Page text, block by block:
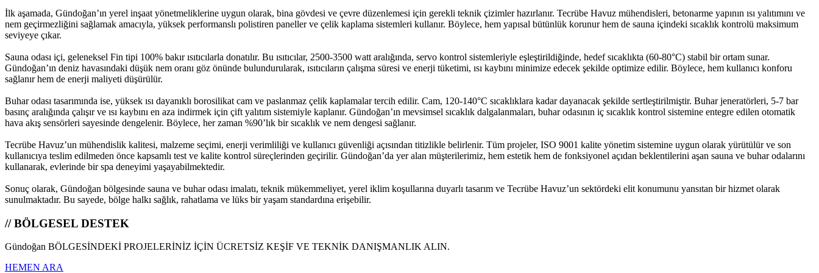
İlk aşamada, Gündoğan’ın yerel inşaat yönetmeliklerine uygun olarak, bina gövdesi ve çevre düzenlemesi için gerekli teknik çizimler hazırlanır. Tecrübe Havuz mühendisleri, betonarme yapının ısı yalıtımını ve
nem geçirmezliğini sağlamak amacıyla, yüksek performanslı polistiren paneller ve çelik kaplama sistemleri kullanır. Böylece, hem yapısal bütünlük korunur hem de sauna içindeki sıcaklık kontrolü maksimum
seviyeye çıkar.
Sauna odası içi, geleneksel Fin tipi 100% bakır ısıtıcılarla donatılır. Bu ısıtıcılar, 2500-3500 watt aralığında, servo kontrol sistemleriyle eşleştirildiğinde, hedef sıcaklıkta (60-80°C) stabil bir ortam sunar.
Gündoğan’ın deniz havasındaki düşük nem oranı göz önünde bulundurularak, ısıtıcıların çalışma süresi ve enerji tüketimi, ısı kaybını minimize edecek şekilde optimize edilir. Böylece, hem kullanıcı konforu
sağlanır hem de enerji maliyeti düşürülür.
Buhar odası tasarımında ise, yüksek ısı dayanıklı borosilikat cam ve paslanmaz çelik kaplamalar tercih edilir. Cam, 120-140°C sıcaklıklara kadar dayanacak şekilde sertleştirilmiştir. Buhar jeneratörleri, 5-7 bar
basınç aralığında çalışır ve ısı kaybını en aza indirmek için çift yalıtım sistemiyle kaplanır. Gündoğan’ın mevsimsel sıcaklık dalgalanmaları, buhar odasının iç sıcaklık kontrol sistemine entegre edilen otomatik
hava akış sensörleri sayesinde dengelenir. Böylece, her zaman %90’lık bir sıcaklık ve nem dengesi sağlanır.
Tecrübe Havuz’un mühendislik kalitesi, malzeme seçimi, enerji verimliliği ve kullanıcı güvenliği açısından titizlikle belirlenir. Tüm projeler, ISO 9001 kalite yönetim sistemine uygun olarak yürütülür ve son
kullanıcıya teslim edilmeden önce kapsamlı test ve kalite kontrol süreçlerinden geçirilir. Gündoğan’da yer alan müşterilerimiz, hem estetik hem de fonksiyonel açıdan beklentilerini aşan sauna ve buhar odalarını
kullanarak, evlerinde bir spa deneyimi yaşayabilmektedir.
Sonuç olarak, Gündoğan bölgesinde sauna ve buhar odası imalatı, teknik mükemmeliyet, yerel iklim koşullarına duyarlı tasarım ve Tecrübe Havuz’un sektördeki elit konumunu yansıtan bir hizmet olarak
sunulmaktadır. Bu sayede, bölge halkı sağlık, rahatlama ve lüks bir yaşam standardına erişebilir.
// BÖLGESEL DESTEK
Gündoğan BÖLGESİNDEKİ PROJELERİNİZ İÇİN ÜCRETSİZ KEŞİF VE TEKNİK DANIŞMANLIK ALIN.
HEMEN ARA